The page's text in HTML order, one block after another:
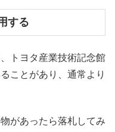
する
トヨタ産業技術記念館
ことがあり、通常より
があったら落札してみ